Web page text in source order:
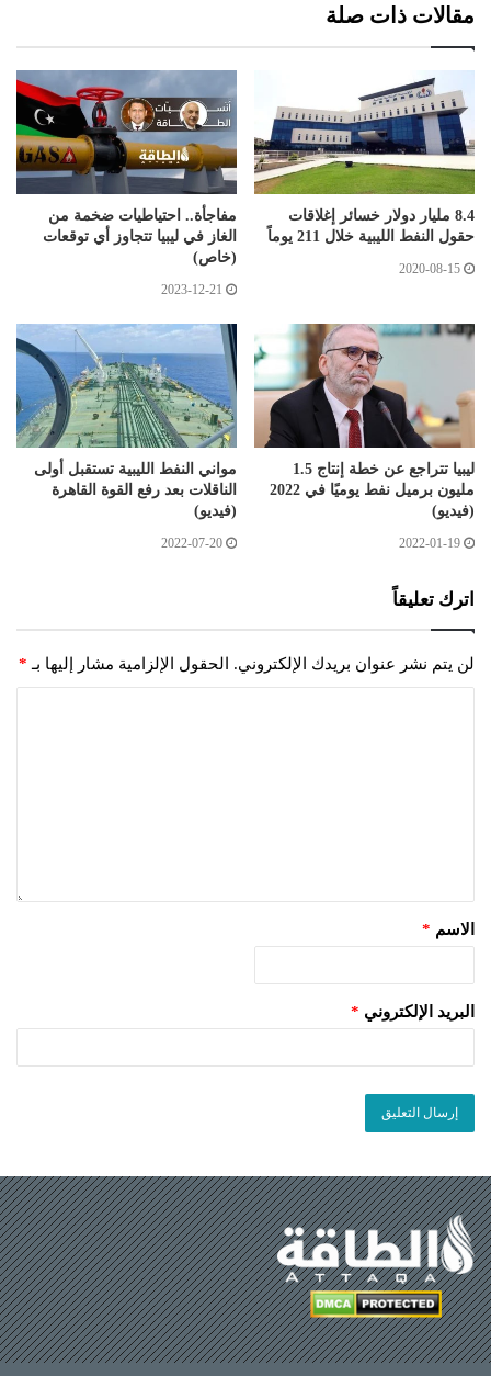
مقالات ذات صلة
8.4 مليار دولار خسائر إغلاقات
حقول النفط الليبية خلال 211 يوماً
2020-08-15
مفاجأة.. احتياطيات ضخمة من
الغاز في ليبيا تتجاوز أي توقعات
(خاص)
2023-12-21
ليبيا تتراجع عن خطة إنتاج 1.5
مليون برميل نفط يوميًا في 2022
(فيديو)
2022-01-19
مواني النفط الليبية تستقبل أولى
الناقلات بعد رفع القوة القاهرة
(فيديو)
2022-07-20
اترك تعليقاً
لن يتم نشر عنوان بريدك الإلكتروني. الحقول الإلزامية مشار إليها بـ *
الاسم *
البريد الإلكتروني *